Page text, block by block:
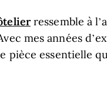
ressemble à
mes années
essentielle